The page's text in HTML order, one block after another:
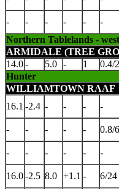
- - - - - -
Northern Tablelands - west
ARMIDALE (TREE
14.0- 5.0 - 1 0.4/
Hunter
WILLIAMTOWN RAAF
16.1 -2.4 - - - -
- - - - - 0.8/6
- - - - - -
16.0-2.5 8.0 +1.1 - 6/24